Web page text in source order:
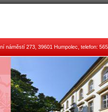
náměstí 273, 39601 Humpolec, telefon: